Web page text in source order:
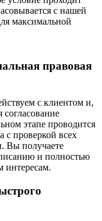
с нашей
максимальной
правовая
с клиентом и,
согласование
этапе проводится
с проверкой всех
Вы получаете
и полностью
интересам.